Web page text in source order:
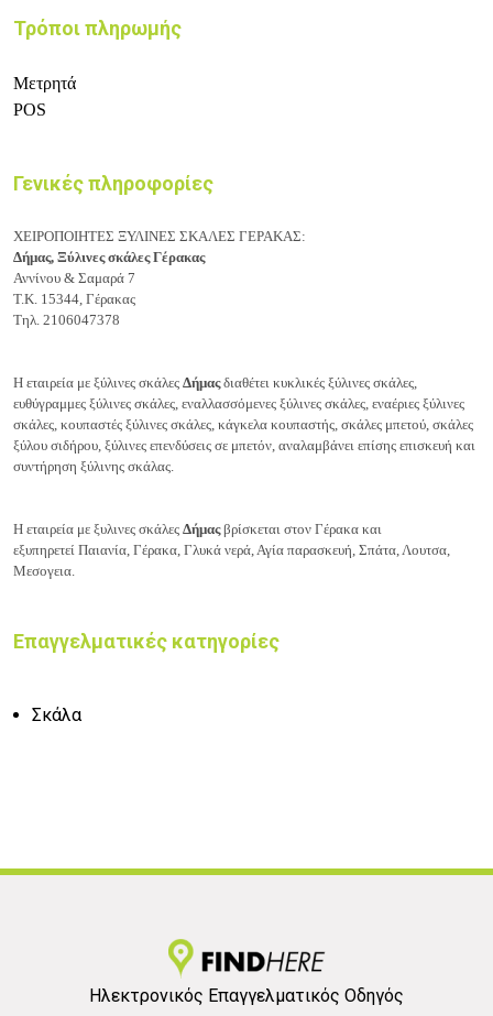
Τρόποι πληρωμής
Μετρητά
POS
Γενικές πληροφορίες
ΧΕΙΡΟΠΟΙΗΤΕΣ ΞΥΛΙΝΕΣ ΣΚΑΛΕΣ ΓΕΡΑΚΑΣ:
Δήμας, Ξύλινες σκάλες Γέρακας
Αννίνου & Σαμαρά 7
Τ.Κ. 15344, Γέρακας
Τηλ. 2106047378
Η εταιρεία με ξύλινες σκάλες Δήμαςδιαθέτει κυκλικές ξύλινες σκάλες,
ευθύγραμμες ξύλινες σκάλες, εναλλασσόμενες ξύλινες σκάλες, εναέριες ξύλινες
σκάλες, κουπαστές ξύλινες σκάλες, κάγκελα κουπαστής, σκάλες μπετού, σκάλες
ξύλου σιδήρου, ξύλινες επενδύσεις σε μπετόν, αναλαμβάνει επίσης επισκευή και
συντήρηση ξύλινης σκάλας.
Η εταιρεία με ξυλινες σκάλες Δήμαςβρίσκεται στον Γέρακα και
εξυπηρετεί Παιανία, Γέρακα, Γλυκά νερά, Αγία παρασκευή, Σπάτα, Λουτσα,
Μεσογεια.
Επαγγελματικές κατηγορίες
Σκάλα
Ηλεκτρονικός Επαγγελματικός Οδηγός